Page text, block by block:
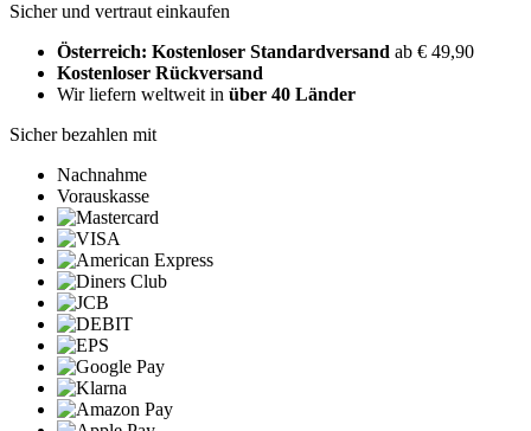
Sicher und vertraut einkaufen
Österreich: Kostenloser Standardversand ab € 49,90
Kostenloser Rückversand
Wir liefern weltweit in über 40 Länder
Sicher bezahlen mit
Nachnahme
Vorauskasse